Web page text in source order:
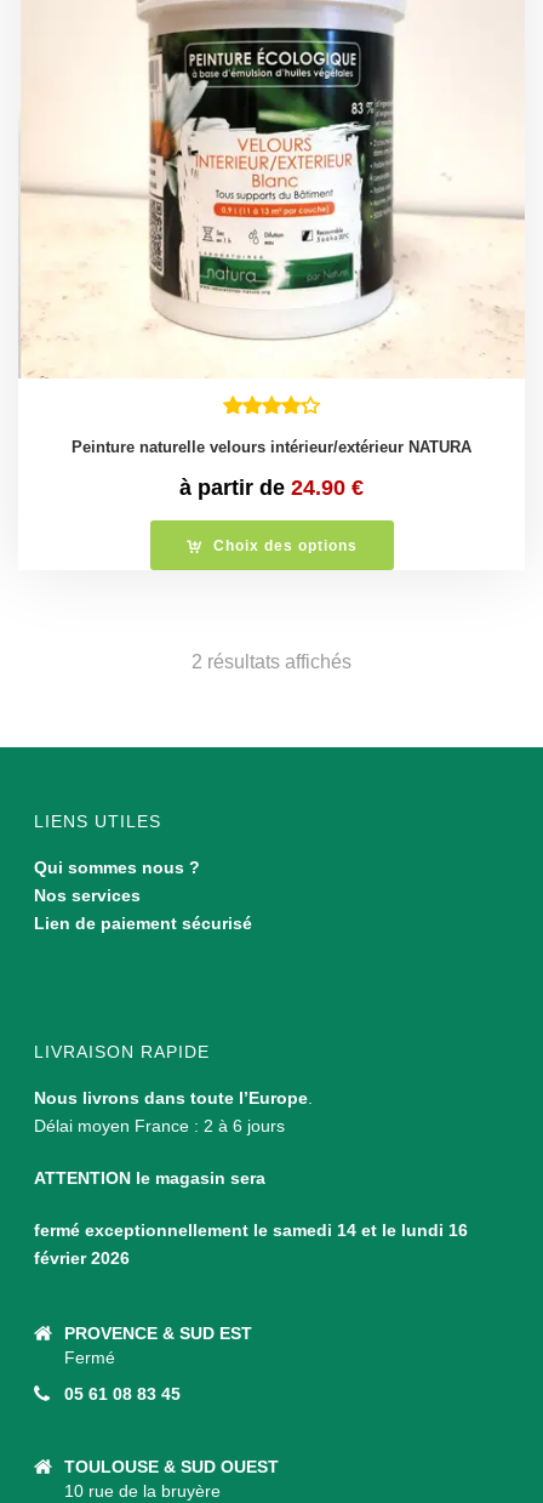
Peinture naturelle velours intérieur/extérieur NATURA
à partir de 24.90 €
Choix des options
2 résultats affichésTrié
LIENS UTILES
Qui sommes nous ?
Nos services
Lien de paiement sécurisé
LIVRAISON RAPIDE
Nous livrons dans toute l’Europe
Délai moyen France : 2 à 6 jours
ATTENTION le magasin sera
fermé exceptionnellement le samedi 14 et le lundi 16
février 2026
PROVENCE & SUD EST
Fermé
05 61 08 83 45
TOULOUSE & SUD OUEST
10 rue de la bruyère